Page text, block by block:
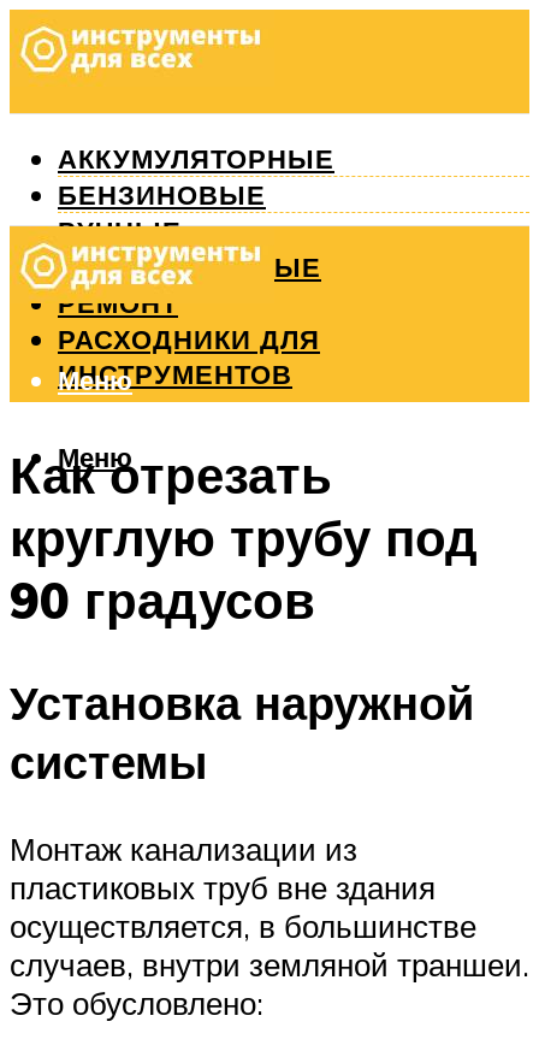
АККУМУЛЯТОРНЫЕ
БЕНЗИНОВЫЕ
РУЧНЫЕ
ИЗМЕРИТЕЛЬНЫЕ
РЕМОНТ
РАСХОДНИКИ ДЛЯ
ИНСТРУМЕНТОВ
Меню
Меню
Как отрезать
круглую трубу под
90 градусов
Установка наружной
системы
Монтаж канализации из
пластиковых труб вне здания
осуществляется, в большинстве
случаев, внутри земляной траншеи.
Это обусловлено: